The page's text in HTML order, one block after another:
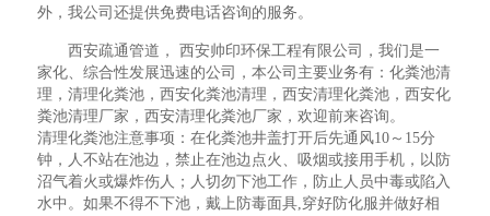
外，我公司还提供免费电话咨询的服务。
西安疏通管道， 西安帅印环保工程有限公司，我们是一
家化、综合性发展迅速的公司，本公司主要业务有：化粪池清
理，清理化粪池，西安化粪池清理，西安清理化粪池，西安化
粪池清理厂家，西安清理化粪池厂家，欢迎前来咨询。
清理化粪池注意事项：在化粪池井盖打开后先通风10～15分
钟，人不站在池边，禁止在池边点火、吸烟或接用手机，以防
沼气着火或爆炸伤人；人切勿下池工作，防止人员中毒或陷入
水中。如果不得不下池，戴上防毒面具,穿好防化服并做好相